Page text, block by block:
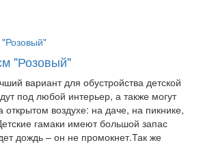
"Розовый"
вариант для обустройства детской
под любой интерьер, а также могут
открытом воздухе: на даче, на пикнике,
гамаки имеют большой запас
дождь – он не промокнет.Так же